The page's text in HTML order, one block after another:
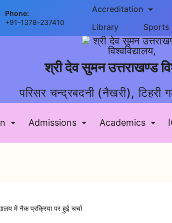
Phone:
+91-1378-237410
Accreditation
Library
Sports
परिसर चन्द्रबदनी (नैखरी), टिहरी
श्री देव सुमन उत्तराखण्ड
Admissions Academics
में नैक प्रक्रिया पर हुई चर्चा